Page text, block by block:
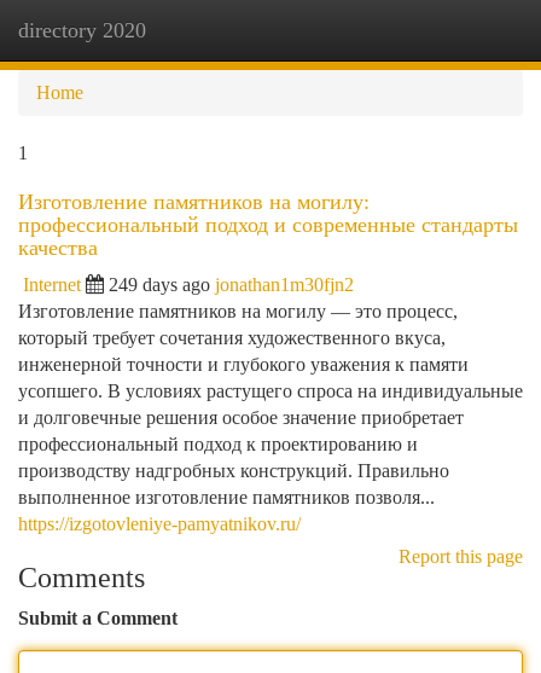
directory 2020
Home
1
Изготовление памятников на могилу:
профессиональный подход и современные стандарты
качества
Internet 249 days ago jonathan1m30fjn2
Изготовление памятников на могилу — это процесс,
который требует сочетания художественного вкуса,
инженерной точности и глубокого уважения к памяти
усопшего. В условиях растущего спроса на индивидуальные
и долговечные решения особое значение приобретает
профессиональный подход к проектированию и
производству надгробных конструкций. Правильно
выполненное изготовление памятников позволя...
https://izgotovleniye-pamyatnikov.ru/
Report this page
Comments
Submit a Comment